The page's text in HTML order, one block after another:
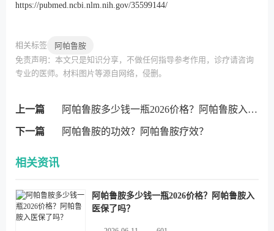
https://pubmed.ncbi.nlm.nih.gov/35599144/
相关标签
阿帕鲁胺
免责声明：本文只是知识分享，不做任何指导参考作用，诊疗请咨询
专业的医师。材料图片等源自网络，侵删。
上一篇 阿帕鲁胺多少钱一瓶2026价格？阿帕鲁胺入医保了吗？
下一篇 阿帕鲁胺的功效？阿帕鲁胺疗效？
相关资讯
阿帕鲁胺多少钱一瓶2026价格？阿帕鲁胺入
医保了吗？